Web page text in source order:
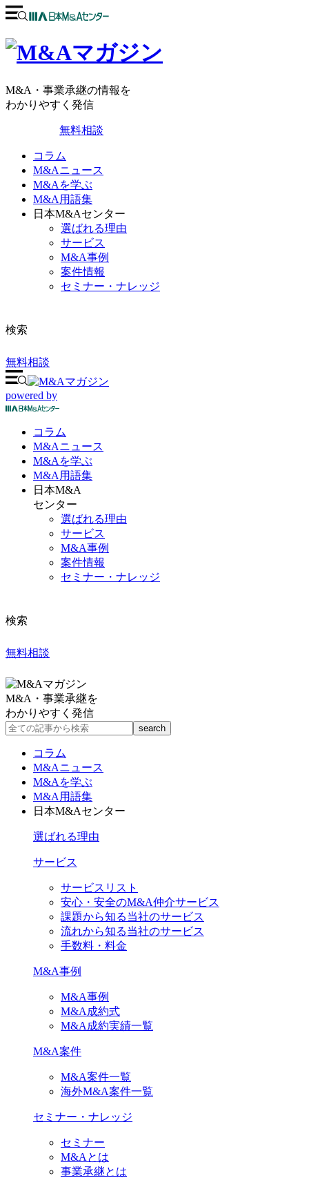
M&A・事業承継の情報を
わかりやすく発信
無料相談
コラム
M&Aニュース
M&Aを学ぶ
M&A用語集
日本M&Aセンター
選ばれる理由
サービス
M&A事例
案件情報
セミナー・ナレッジ
検索
無料相談
powered by
コラム
M&Aニュース
M&Aを学ぶ
M&A 用語集
日本M&A
センター
選ばれる理由
サービス
M&A事例
案件情報
セミナー・ナレッジ
検索
無料相談
M&A・事業承継を
わかりやすく発信
コラム
M&Aニュース
M&Aを学ぶ
M&A用語集
日本M&Aセンター
選ばれる理由
サービス
サービスリスト
安心・安全のM&A仲介サービス
課題から知る当社のサービス
流れから知る当社のサービス
手数料・料金
M&A事例
M&A事例
M&A成約式
M&A成約実績一覧
M&A案件
M&A案件一覧
海外M&A案件一覧
セミナー・ナレッジ
セミナー
M&Aとは
事業承継とは